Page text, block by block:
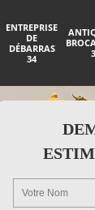
ENTREPRISE
DE
DÉBARRAS
34